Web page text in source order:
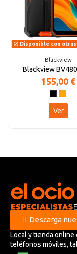
Disponible con
Blackview
Blackview
155,00 €
Ver
Descarga
Local y tienda online
teléfonos móviles,